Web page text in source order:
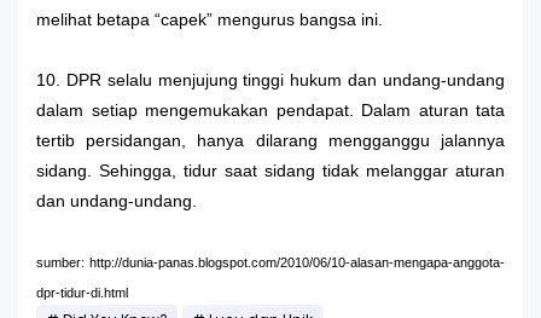
melihat betapa “capek” mengurus bangsa ini.
10. DPR selalu menjujung tinggi hukum dan undang-undang
dalam setiap mengemukakan pendapat. Dalam aturan tata
tertib persidangan, hanya dilarang mengganggu jalannya
sidang. Sehingga, tidur saat sidang tidak melanggar aturan
dan undang-undang.
sumber: http://dunia-panas.blogspot.com/2010/06/10-alasan-mengapa-anggota-
dpr-tidur-di.html